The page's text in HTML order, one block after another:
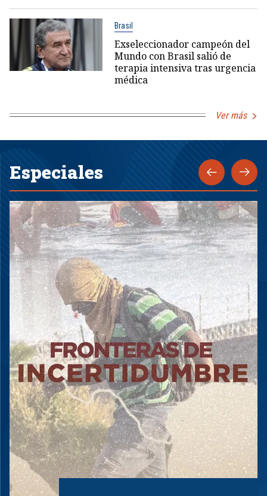
Brasil
Exseleccionador campeón del
Mundo con Brasil salió de
terapia intensiva tras urgencia
médica
Ver más
Especiales